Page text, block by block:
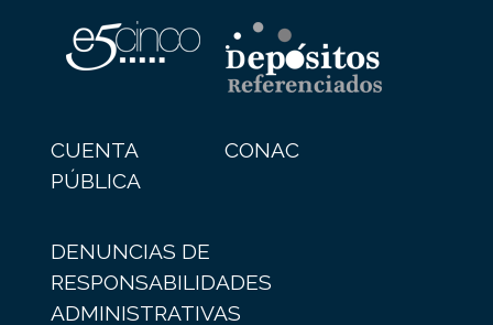
CUENTA
PÚBLICA
CONAC
DENUNCIAS DE
RESPONSABILIDADES
ADMINISTRATIVAS